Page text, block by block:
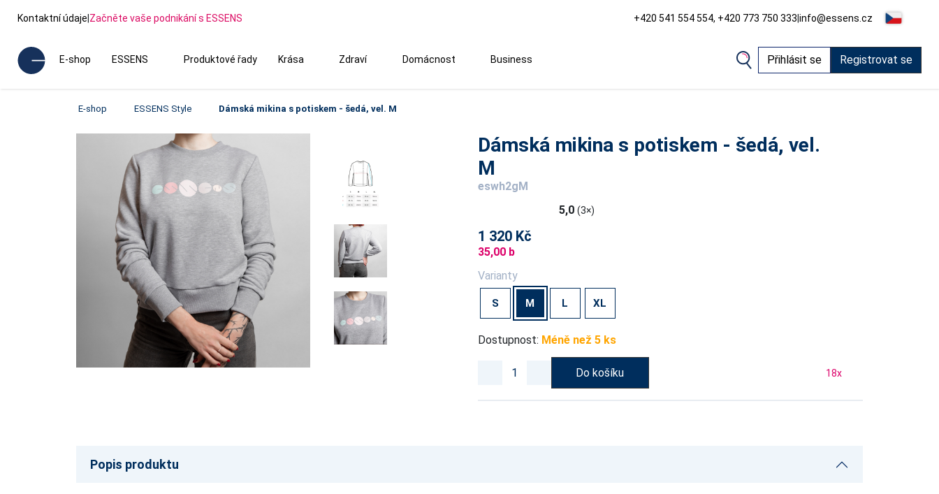
Kontaktní údaje|Začněte vaše podnikání s ESSENS +420 541 554 554, +420 773 750 333|info@essens.cz
E-shop ESSENS Produktové řady Krása Zdraví Domácnost Business Přihlásit se Registrovat se
E-shop ESSENS Style Dámská mikina s potiskem - šedá, vel. M
Dámská mikina s potiskem - šedá, vel.
M
eswh2gM
5,0 (3×)
1 320 Kč
35,00 b
Varianty
S M L XL
Dostupnost: Méně než 5 ks
Do košíku 18x
Popis produktu